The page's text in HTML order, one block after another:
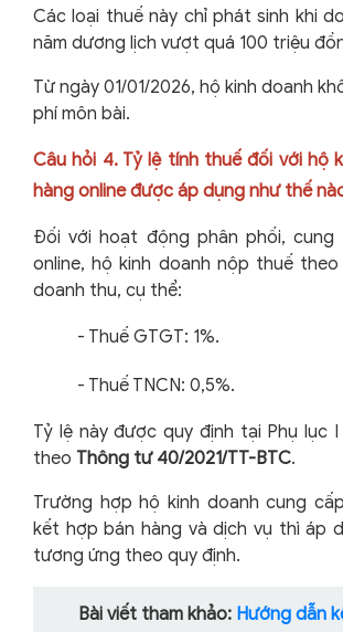
Các loại thuế này chỉ phát sinh khi
năm dương lịch vượt quá 100 triệu
Từ ngày 01/01/2026, hộ kinh doanh
phí môn bài.
Câu hỏi 4. Tỷ lệ tính thuế đối với hộ
hàng online được áp dụng như thế
Đối với hoạt động phân phối, cung
online, hộ kinh doanh nộp thuế
doanh thu, cụ thể:
- Thuế GTGT: 1%.
- Thuế TNCN: 0,5%.
Tỷ lệ này được quy định tại Phụ lục I
theo Thông tư 40/2021/TT-BTC.
Trường hợp hộ kinh doanh cung
kết hợp bán hàng và dịch vụ thì áp
tương ứng theo quy định.
Bài viết tham khảo: Hướng dẫn